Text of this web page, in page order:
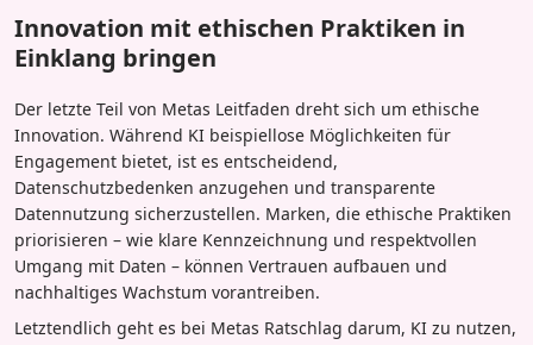
Innovation mit ethischen Praktiken in
Einklang bringen
Der letzte Teil von Metas Leitfaden dreht sich um ethische
Innovation. Während KI beispiellose Möglichkeiten für
Engagement bietet, ist es entscheidend,
Datenschutzbedenken anzugehen und transparente
Datennutzung sicherzustellen. Marken, die ethische Praktiken
priorisieren – wie klare Kennzeichnung und respektvollen
Umgang mit Daten – können Vertrauen aufbauen und
nachhaltiges Wachstum vorantreiben.
Letztendlich geht es bei Metas Ratschlag darum, KI zu nutzen,